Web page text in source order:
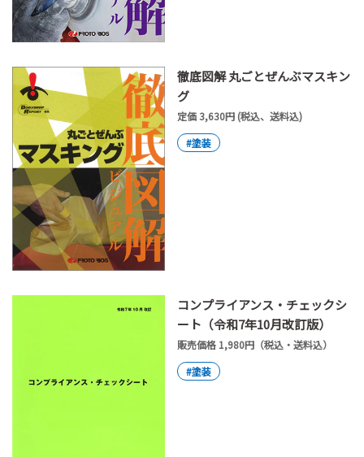
徹底図解 丸ごとぜんぶマスキン
グ
定価 3,630円 (税込、送料込)
#塗装
コンプライアンス・チェックシ
ート（令和7年10月改訂版）
販売価格 1,980円（税込・送料込）
#塗装